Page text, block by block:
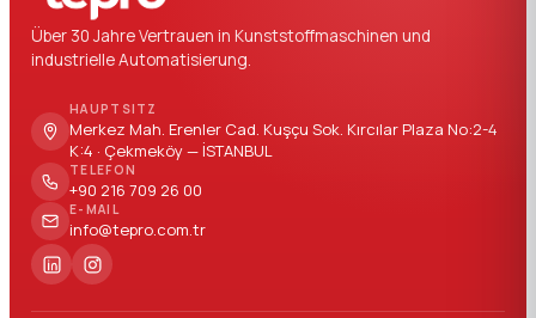
Über 30 Jahre Vertrauen in Kunststoffmaschinen und
industrielle Automatisierung.
HAUPTSITZ
Merkez Mah. Erenler Cad. Kuşçu Sok. Kırcılar Plaza No:2-4
K:4 · Çekmeköy — İSTANBUL
TELEFON
+90 216 709 26 00
E-MAIL
info@tepro.com.tr